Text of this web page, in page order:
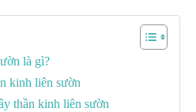
là gì?
kinh liên sườn
thần kinh liên sườn